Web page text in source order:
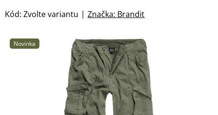
Značka: Brandit
Kód: Zvolte variantu
Novinka